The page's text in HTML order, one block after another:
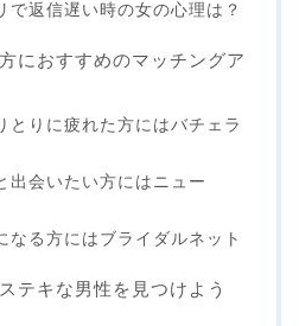
で返信遅い時の女の心理は？
におすすめのマッチングア
とりに疲れた方にはバチェラ
出会いたい方にはニュー
なる方にはブライダルネット
テキな男性を見つけよう